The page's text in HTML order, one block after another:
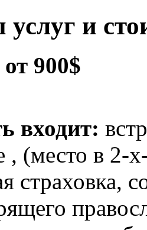
и
900$
входит:
, (место в 2-
страховка,